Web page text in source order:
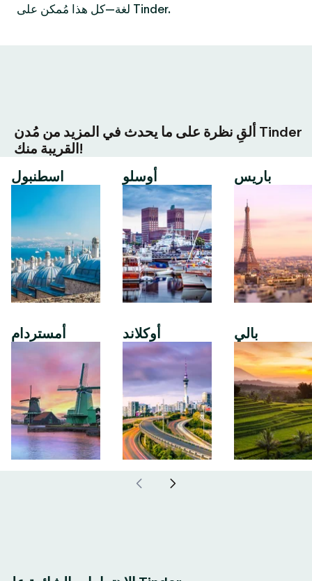
لغة—كل هذا مُمكن على Tinder.
ألقِ نظرة على ما يحدث في المزيد من مُدن Tinder
القريبة منك!
اسطنبول
أمستردام
أوسلو
أوكلاند
باريس
بالي